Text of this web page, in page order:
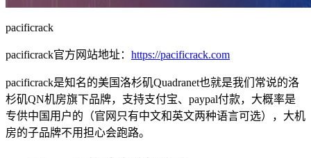
pacificrack
pacificrack官方网站地址： https://pacificrack.com
pacificrack是知名的美国洛杉矶Quadranet也就是我们常说的洛
杉矶QN机房旗下品牌，支持支付宝、paypal付款，大概率是
专供中国用户的（官网只有中文和英文两种语言可选），大机
房的子品牌不用担心会跑路。